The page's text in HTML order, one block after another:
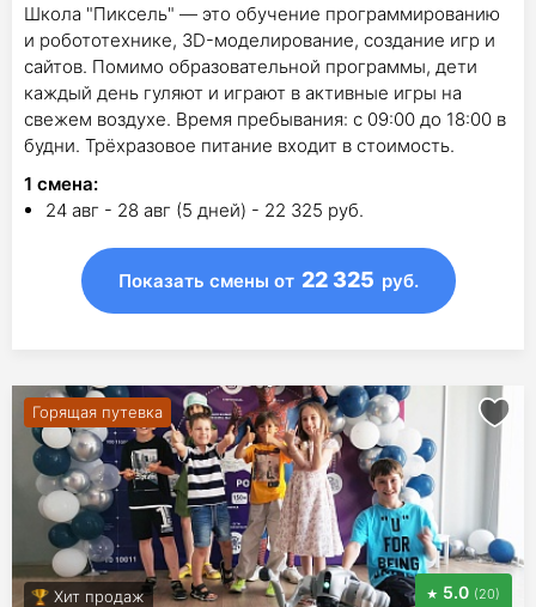
Школа "Пиксель" — это обучение программированию
и робототехнике, 3D-моделирование, создание игр и
сайтов. Помимо образовательной программы, дети
каждый день гуляют и играют в активные игры на
свежем воздухе. Время пребывания: с 09:00 до 18:00 в
будни. Трёхразовое питание входит в стоимость.
1 смена:
24 авг - 28 авг (5 дней) - 22 325 руб.
Показать смены от 22 325 руб.
Горящая путевка
Хит продаж 5.0 (20)